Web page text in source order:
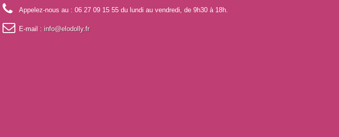
Appelez-nous au :06 27 09 15 55 du lundi au vendredi, de 9h30 à 18h.
E-mail :info@elodolly.fr